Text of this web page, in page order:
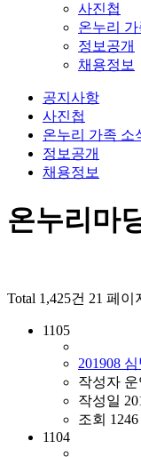
사진첩
온누리 가
정보공개
채용정보
공지사항
사진첩
온누리 가족 소
정보공개
채용정보
온누리마
Total 1,425건 21 페이
1105
201908
작성자
작성일
조회 1246
1104